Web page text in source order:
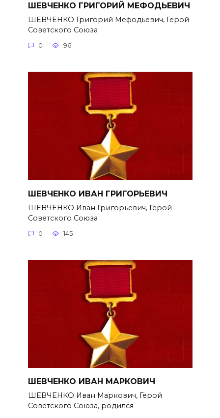
ШЕВЧЕНКО ГРИГОРИЙ МЕФОДЬЕВИЧ
ШЕВЧЕНКО Григорий Мефодьевич, Герой
Советского Союза
0 96
ШЕВЧЕНКО ИВАН ГРИГОРЬЕВИЧ
ШЕВЧЕНКО Иван Григорьевич, Герой
Советского Союза
0 145
ШЕВЧЕНКО ИВАН МАРКОВИЧ
ШЕВЧЕНКО Иван Маркович, Герой
Советского Союза, родился